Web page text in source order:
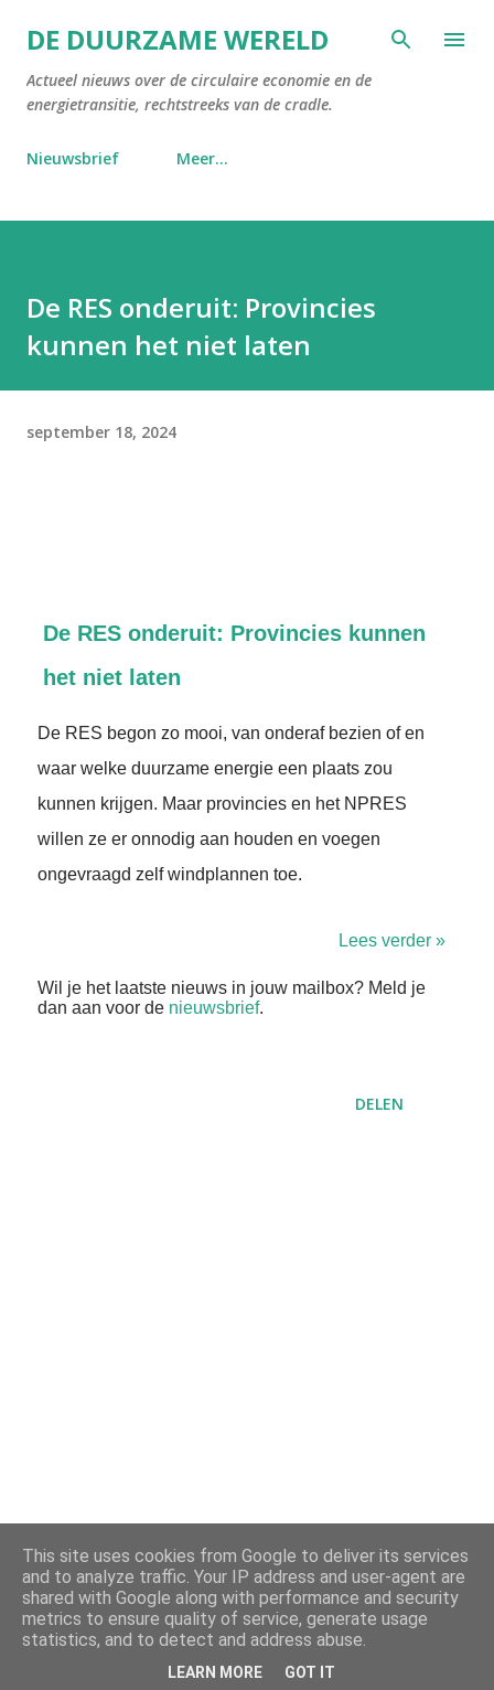
Doorgaan naar hoofdcontent
DE DUURZAME WERELD
Actueel nieuws over de circulaire economie en de
energietransitie, rechtstreeks van de cradle.
Nieuwsbrief Meer…
De RES onderuit: Provincies
kunnen het niet laten
september 18, 2024
De RES onderuit: Provincies kunnen
het niet laten
De RES begon zo mooi, van onderaf bezien of en
waar welke duurzame energie een plaats zou
kunnen krijgen. Maar provincies en het NPRES
willen ze er onnodig aan houden en voegen
ongevraagd zelf windplannen toe.
Lees verder »
Wil je het laatste nieuws in jouw mailbox? Meld je
dan aan voor de nieuwsbrief.
DELEN
This site uses cookies from Google to deliver its services
and to analyze traffic. Your IP address and user-agent are
shared with Google along with performance and security
metrics to ensure quality of service, generate usage
statistics, and to detect and address abuse.
LEARN MORE GOT IT